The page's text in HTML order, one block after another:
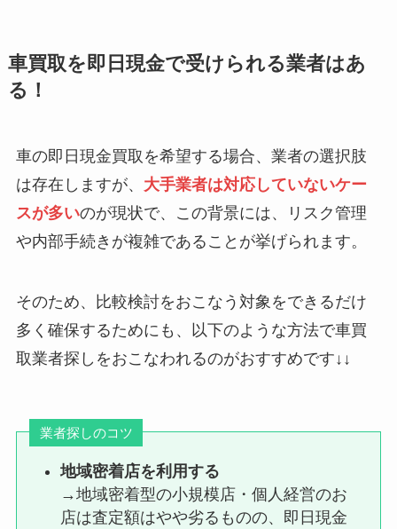
車買取を即日現金で受けられる業者はあ
る！
車の即日現金買取を希望する場合、業者の選択肢
は存在しますが、 大手業者は対応していないケー
スが多いのが現状で、この背景には、リスク管理
や内部手続きが複雑であることが挙げられます。
そのため、比較検討をおこなう対象をできるだけ
多く確保するためにも、以下のような方法で車買
取業者探しをおこなわれるのがおすすめです↓↓
業者探しのコツ
地域密着店を利用する
→地域密着型の小規模店・個人経営のお
店は査定額はやや劣るものの、即日現金